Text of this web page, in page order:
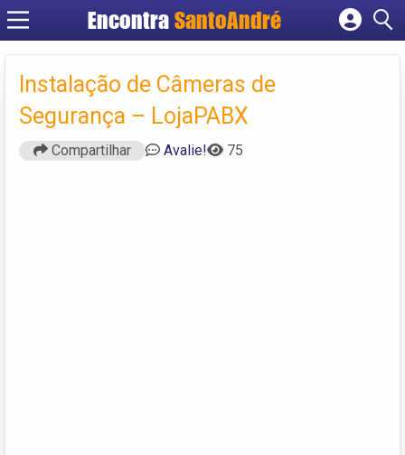
Encontra SantoAndré
Cadastrar empresa
Criar conta
Instalação de Câmeras de
Segurança – LojaPABX
Compartilhar Avalie! 75